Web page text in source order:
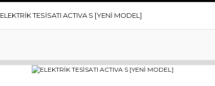
ELEKTRİK TESİSATI ACTIVA S [YENİ MODEL]